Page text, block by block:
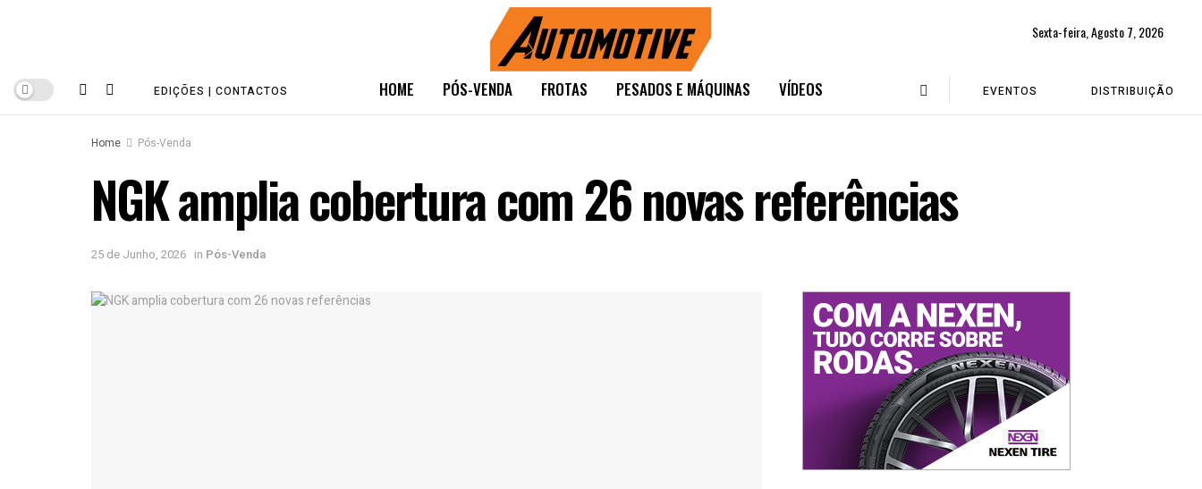
Sexta-feira, Agosto 7, 2026
EDIÇÕES | CONTACTOS HOME PÓS-VENDA FROTAS PESADOS E MÁQUINAS VÍDEOS EVENTOS DISTRIBUIÇÃO
Home Pós-Venda
NGK amplia cobertura com 26 novas referências
25 de Junho, 2026 in Pós-Venda